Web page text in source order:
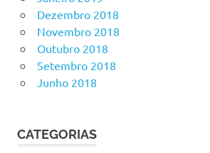
Dezembro 2018
Novembro 2018
Outubro 2018
Setembro 2018
Junho 2018
CATEGORIAS